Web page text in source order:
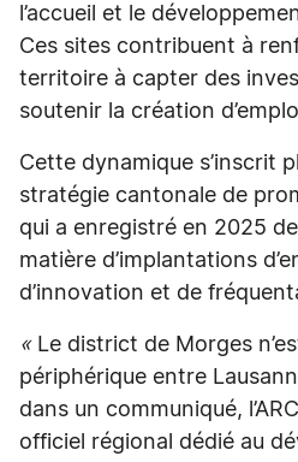
l’accueil et le
Ces sites contribuent à
territoire à capter des
soutenir la création
Cette dynamique s’inscrit
stratégie cantonale de
qui a enregistré en 2025
matière d’implantations
d’innovation et de
« Le district de Morges
périphérique entre
dans un communiqué,
officiel régional dédié au